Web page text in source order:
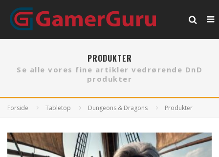
PRODUKTER
Se alle vores fine artikler vedrørende DnD
produkter
Forside Tabletop Dungeons & Dragons Produkter